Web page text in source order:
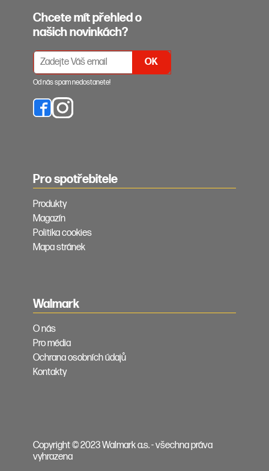
Pro spotřebitele
Produkty
Magazín
Politika cookies
Mapa stránek
Walmark
O nás
Pro média
Ochrana osobních údajů
Kontakty
Chcete mít přehled o
našich novinkách?
PŘIHLÁŠENÍ K ODBĚRU NEWSLETTERŮ
Od nás spam nedostanete!
Copyright © 2023 Walmark a.s. - všechna práva
vyhrazena